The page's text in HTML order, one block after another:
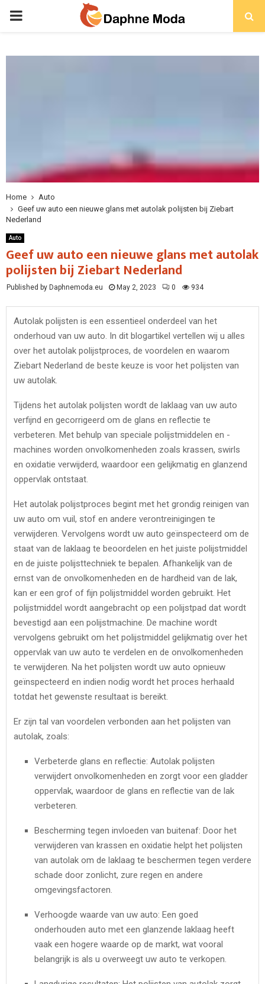
PRIMARY
Home
Auto
Geef uw auto een nieuwe glans met autolak polijsten bij Ziebart
Nederland
Auto
Geef uw auto een nieuwe glans met autolak
polijsten bij Ziebart Nederland
Published by Daphnemoda.eu May 2, 2023 0 934
Autolak polijsten is een essentieel onderdeel van het
onderhoud van uw auto. In dit blogartikel vertellen wij u alles
over het autolak polijstproces, de voordelen en waarom
Ziebart Nederland de beste keuze is voor het polijsten van
uw autolak.
Tijdens het autolak polijsten wordt de laklaag van uw auto
verfijnd en gecorrigeerd om de glans en reflectie te
verbeteren. Met behulp van speciale polijstmiddelen en -
machines worden onvolkomenheden zoals krassen, swirls
en oxidatie verwijderd, waardoor een gelijkmatig en glanzend
oppervlak ontstaat.
Het autolak polijstproces begint met het grondig reinigen van
uw auto om vuil, stof en andere verontreinigingen te
verwijderen. Vervolgens wordt uw auto geïnspecteerd om de
staat van de laklaag te beoordelen en het juiste polijstmiddel
en de juiste polijsttechniek te bepalen. Afhankelijk van de
ernst van de onvolkomenheden en de hardheid van de lak,
kan er een grof of fijn polijstmiddel worden gebruikt. Het
polijstmiddel wordt aangebracht op een polijstpad dat wordt
bevestigd aan een polijstmachine. De machine wordt
vervolgens gebruikt om het polijstmiddel gelijkmatig over het
oppervlak van uw auto te verdelen en de onvolkomenheden
te verwijderen. Na het polijsten wordt uw auto opnieuw
geïnspecteerd en indien nodig wordt het proces herhaald
totdat het gewenste resultaat is bereikt.
Er zijn tal van voordelen verbonden aan het polijsten van
autolak, zoals:
Verbeterde glans en reflectie: Autolak polijsten
verwijdert onvolkomenheden en zorgt voor een gladder
oppervlak, waardoor de glans en reflectie van de lak
verbeteren.
Bescherming tegen invloeden van buitenaf: Door het
verwijderen van krassen en oxidatie helpt het polijsten
van autolak om de laklaag te beschermen tegen verdere
schade door zonlicht, zure regen en andere
omgevingsfactoren.
Verhoogde waarde van uw auto: Een goed
onderhouden auto met een glanzende laklaag heeft
vaak een hogere waarde op de markt, wat vooral
belangrijk is als u overweegt uw auto te verkopen.